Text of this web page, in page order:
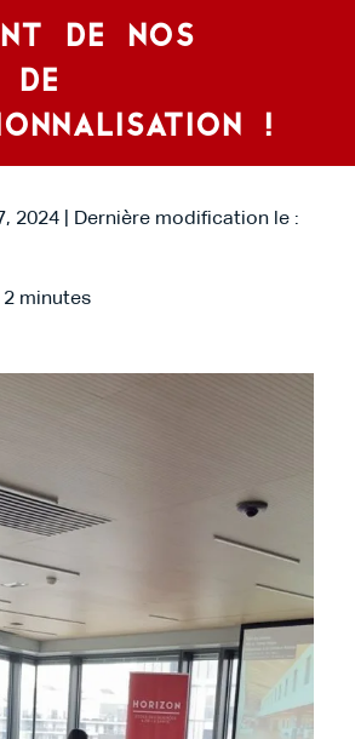
DE NOS
DE
!
2024 | Dernière modification le :
2 minutes